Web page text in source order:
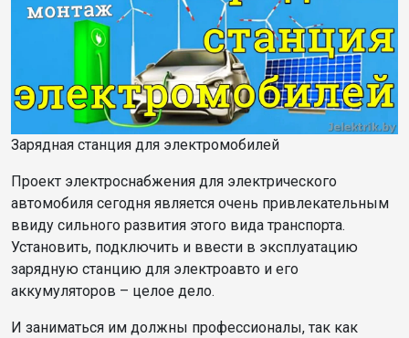
Зарядная станция для электромобилей
Проект электроснабжения для электрического
автомобиля сегодня является очень привлекательным
ввиду сильного развития этого вида транспорта.
Установить, подключить и ввести в эксплуатацию
зарядную станцию для электроавто и его
аккумуляторов – целое дело.
И заниматься им должны профессионалы, так как